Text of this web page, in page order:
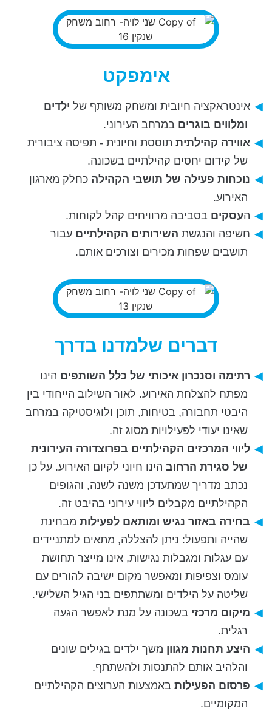
אימפקט
אינטראקציה חיובית ומשחק משותף של ילדים
ומלווים בוגרים במרחב העירוני.
אווירה קהילתית תוססת וחיונית - תפיסה ציבורית
של קידום יחסים קהילתיים בשכונה.
נוכחות פעילה של תושבי הקהילה כחלק מארגון
האירוע.
העסקים בסביבה מרוויחים קהל לקוחות.
חשיפה והנגשת השירותים הקהילתיים עבור
תושבים שפחות מכירים וצורכים אותם.
דברים שלמדנו בדרך
רתימה וסנכרון איכותי של כלל השותפים הינו
מפתח להצלחת האירוע. לאור השילוב הייחודי בין
היבטי תחבורה, בטיחות, תוכן ולוגיסטיקה במרחב
שאינו יעודי לפעילויות מסוג זה.
ליווי המרכזים הקהילתיים בפרוצדורה העירונית
של סגירת הרחוב הינו חיוני לקיום האירוע. על כן
נכתב מדריך שמתעדכן משנה לשנה, והגופים
הקהילתיים מקבלים ליווי עירוני בהיבט זה.
בחירה באזור נגיש ומותאם לפעילות מבחינת
שהייה ותפעול: ניתן להצללה, מתאים למתניידים
עם עגלות ומגבלות נגישות, אינו מייצר תחושת
עומס וצפיפות ומאפשר מקום ישיבה להורים עם
שליטה על הילדים ומשתתפים בני הגיל השלישי.
מיקום מרכזי בשכונה על מנת לאפשר הגעה
רגלית.
היצע תחנות מגוון משך ילדים בגילים שונים
והלהיב אותם להתנסות ולהשתתף.
פרסום הפעילות באמצעות הערוצים הקהילתיים
המקומיים.